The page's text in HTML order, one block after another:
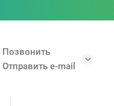
Позвонить
Отправить e-mail